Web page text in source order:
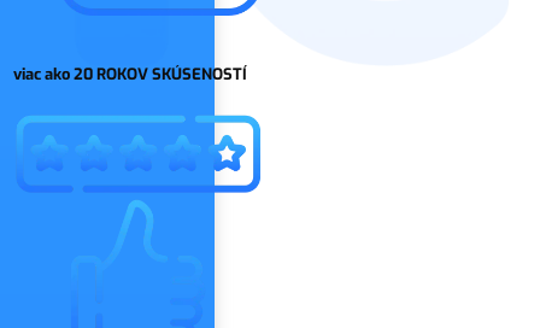
viac ako 20 ROKOV SKÚSENOSTÍ